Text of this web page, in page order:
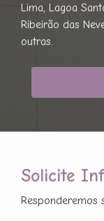
Lima, Lagoa
Ribeirão das
outras.
Solicite
Responderemos